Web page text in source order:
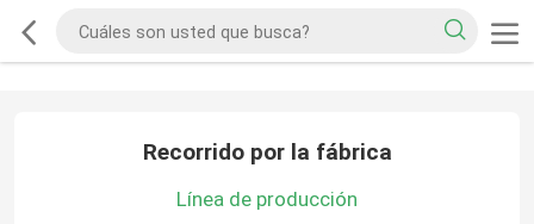
Recorrido por la fábrica
Línea de producción